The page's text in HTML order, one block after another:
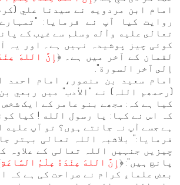
امام ابن مردويه نے سیدنا علي
روایت کیا آپ نے فرمایا:
تعالى عليه وآله وسلم سے غیب کے
کوئی چیز پوشیدہ نہیں ہے۔ اور یہ
لقمان کے آخر میں ہے۔ ﴿ إِنَّ اللهَ
إلى آخر السورة".
امام سعيد بن منصور، امام احمد
(رحمھم اللہ) نے "الأدب" میں ربعي
کیا ہے کہ: مجھے بنو عامر کے ایک
کہ اس نے کہا: يا رسول الله ! کیا
ہے جسے آپ نہ جانتے ہوں؟ تو آپ عليه
فرمایا:" بلاشبہ اللہ تعالی بہتر
چیزیں جنہیں اللہ تعالی کے علاوہ
پانچ ہیں": ﴿ إِنَّ اللهَ عِنْدَهُ عِلْمُ السَّاعَةِ
بعض علماءِ کرام نے صراحت کی ہے کہ